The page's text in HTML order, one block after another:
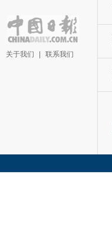
关于我们 联系我们